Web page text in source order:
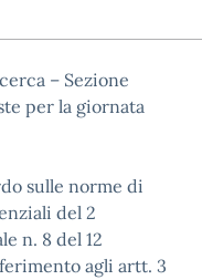
– Sezione
per la giornata
sulle norme di
del 2
n. 8 del 12
agli artt. 3